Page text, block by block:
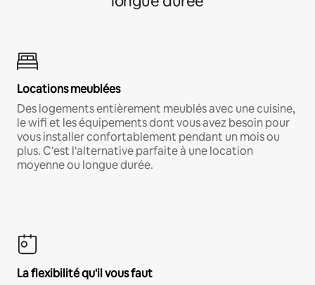
Locations meublées
Des logements entièrement meublés avec une cuisine,
le wifi et les équipements dont vous avez besoin pour
vous installer confortablement pendant un mois ou
plus. C'est l'alternative parfaite à une location
moyenne ou longue durée.
La flexibilité qu'il vous faut